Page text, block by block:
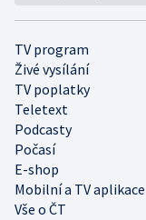
TV program
Živé vysílání
TV poplatky
Teletext
Podcasty
Počasí
E-shop
Mobilní a TV aplikace
Vše o ČT